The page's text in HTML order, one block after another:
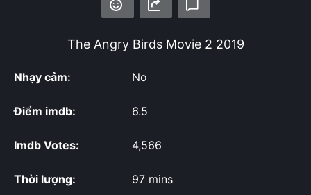
The Angry Birds Movie 2 2019
Nhạy cảm: No
Điểm imdb: 6.5
Imdb Votes: 4,566
Thời lượng: 97 mins